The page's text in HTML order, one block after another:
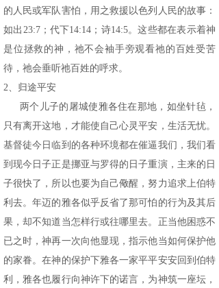
的人民或军队害怕，用之救援以色列人民的故事：
如出23:7；代下14:14；诗14:5。这些都在表示着神
是位拯救的神，祂不会袖手旁观看祂的百姓受苦
待，祂会垂听祂百姓的呼求。
2、归途平安
两个儿子的屠城使雅各住在那地，如坐针毡，
只有离开这地，才能使自己心灵平安，生活无忧。
基督徒今日临到的各种环境都在催逼我们，我们看
到现今日子正是挪亚与罗得的日子重演，主来的日
子很快了，所以也要为自己儆醒，努力追求上伯特
利去。年迈的雅各似乎反省了那可怕的行为及其后
果，却不知道当怎样行或往哪里去。正当他困惑不
已之时，神再一次向他显现，指示他当如何保护他
的家眷。在神的保护下雅各一家平平安安回到伯特
利，雅各也履行向神许下的诺言，为神筑一座坛，